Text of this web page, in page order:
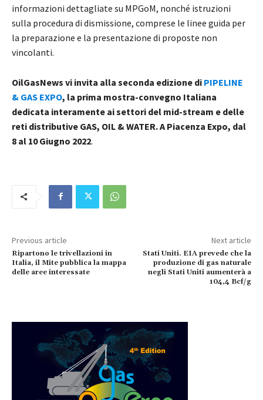
informazioni dettagliate su MPGoM, nonché istruzioni
sulla procedura di dismissione, comprese le linee guida per
la preparazione e la presentazione di proposte non
vincolanti.
OilGasNews vi invita alla seconda edizione di PIPELINE
& GAS EXPO, la prima mostra-convegno Italiana
dedicata interamente ai settori del mid-stream e delle
reti distributive GAS, OIL & WATER. A Piacenza Expo, dal
8 al 10 Giugno 2022.
Previous article
Ripartono le trivellazioni in
Italia, il Mite pubblica la mappa
delle aree interessate
Next article
Stati Uniti. EIA prevede che la
produzione di gas naturale
negli Stati Uniti aumenterà a
104,4 Bcf/g